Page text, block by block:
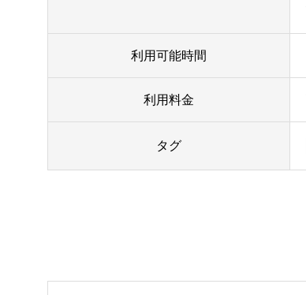
利用可能時間
利用料金
タグ